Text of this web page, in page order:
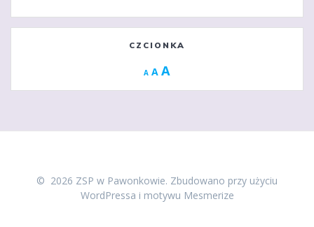
CZCIONKA
A Decrease
A Reset
A
© 2026 ZSP w Pawonkowie. Zbudowano przy użyciu
WordPressa i motywu Mesmerize